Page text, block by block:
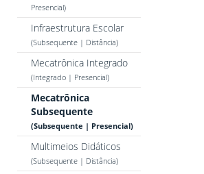
Presencial)
Infraestrutura Escolar
(Subsequente | Distância)
Mecatrônica Integrado
(Integrado | Presencial)
Mecatrônica
Subsequente
(Subsequente | Presencial)
Multimeios Didáticos
(Subsequente | Distância)